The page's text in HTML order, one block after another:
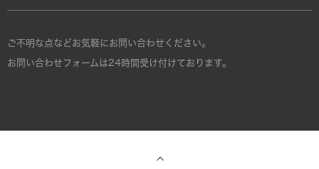
ご不明な点などお気軽にお問い合わせください。
お問い合わせフォームは24時間受け付けております。